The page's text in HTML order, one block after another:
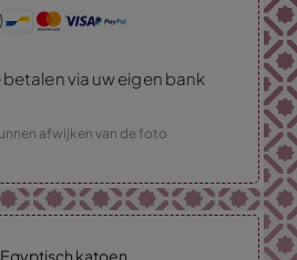
betalen via uw eigen bank
afwijken van de foto
katoen